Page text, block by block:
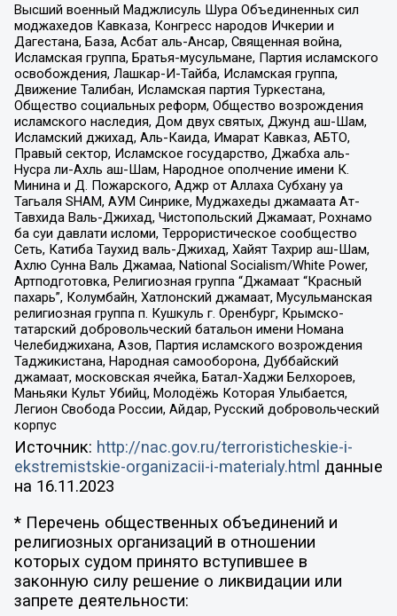
Высший военный Маджлисуль Шура Объединенных сил
моджахедов Кавказа, Конгресс народов Ичкерии и
Дагестана, База, Асбат аль-Ансар, Священная война,
Исламская группа, Братья-мусульмане, Партия исламского
освобождения, Лашкар-И-Тайба, Исламская группа,
Движение Талибан, Исламская партия Туркестана,
Общество социальных реформ, Общество возрождения
исламского наследия, Дом двух святых, Джунд аш-Шам,
Исламский джихад, Аль-Каида, Имарат Кавказ, АБТО,
Правый сектор, Исламское государство, Джабха аль-
Нусра ли-Ахль аш-Шам, Народное ополчение имени К.
Минина и Д. Пожарского, Аджр от Аллаха Субхану уа
Тагьаля SHAM, АУМ Синрике, Муджахеды джамаата Ат-
Тавхида Валь-Джихад, Чистопольский Джамаат, Рохнамо
ба суи давлати исломи, Террористическое сообщество
Сеть, Катиба Таухид валь-Джихад, Хайят Тахрир аш-Шам,
Ахлю Сунна Валь Джамаа, National Socialism/White Power,
Артподготовка, Религиозная группа “Джамаат “Красный
пахарь”, Колумбайн, Хатлонский джамаат, Мусульманская
религиозная группа п. Кушкуль г. Оренбург, Крымско-
татарский добровольческий батальон имени Номана
Челебиджихана, Азов, Партия исламского возрождения
Таджикистана, Народная самооборона, Дуббайский
джамаат, московская ячейка, Батал-Хаджи Белхороев,
Маньяки Культ Убийц, Молодёжь Которая Улыбается,
Легион Свобода России, Айдар, Русский добровольческий
корпус
Источник: http://nac.gov.ru/terroristicheskie-i-
ekstremistskie-organizacii-i-materialy.html данные
на 16.11.2023
* Перечень общественных объединений и
религиозных организаций в отношении
которых судом принято вступившее в
законную силу решение о ликвидации или
запрете деятельности: